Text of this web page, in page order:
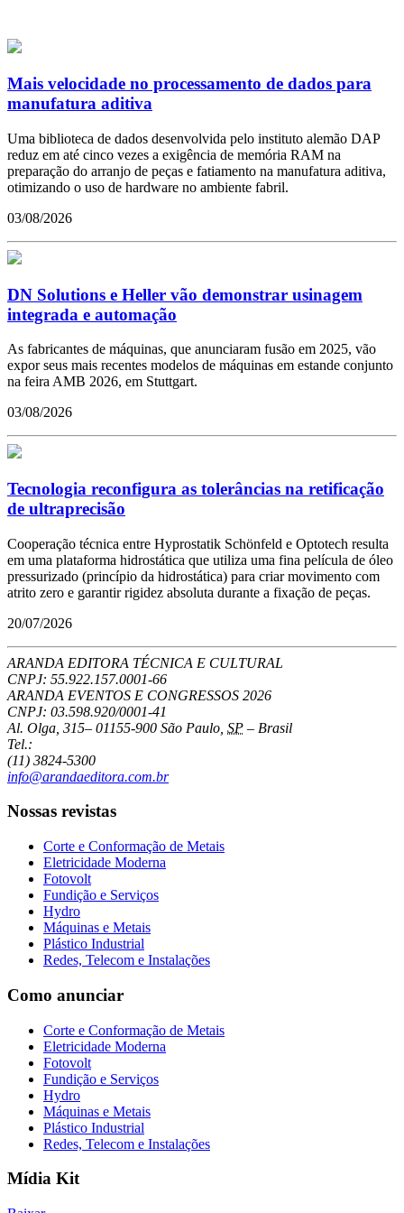
Mais velocidade no processamento de dados para
manufatura aditiva
Uma biblioteca de dados desenvolvida pelo instituto alemão DAP
reduz em até cinco vezes a exigência de memória RAM na
preparação do arranjo de peças e fatiamento na manufatura aditiva,
otimizando o uso de hardware no ambiente fabril.
03/08/2026
DN Solutions e Heller vão demonstrar usinagem
integrada e automação
As fabricantes de máquinas, que anunciaram fusão em 2025, vão
expor seus mais recentes modelos de máquinas em estande conjunto
na feira AMB 2026, em Stuttgart.
03/08/2026
Tecnologia reconfigura as tolerâncias na retificação
de ultraprecisão
Cooperação técnica entre Hyprostatik Schönfeld e Optotech resulta
em uma plataforma hidrostática que utiliza uma fina película de óleo
pressurizado (princípio da hidrostática) para criar movimento com
atrito zero e garantir rigidez absoluta durante a fixação de peças.
20/07/2026
ARANDA EDITORA TÉCNICA E CULTURAL
CNPJ: 55.922.157.0001-66
ARANDA EVENTOS E CONGRESSOS 2026
CNPJ: 03.598.920/0001-41
Al. Olga, 315– 01155-900 São Paulo SP – Brasil
Tel.:
(11) 3824-5300
info@arandaeditora.com.br
Nossas revistas
Corte e Conformação de Metais
Eletricidade Moderna
Fotovolt
Fundição e Serviços
Hydro
Máquinas e Metais
Plástico Industrial
Redes, Telecom e Instalações
Como anunciar
Corte e Conformação de Metais
Eletricidade Moderna
Fotovolt
Fundição e Serviços
Hydro
Máquinas e Metais
Plástico Industrial
Redes, Telecom e Instalações
Mídia Kit